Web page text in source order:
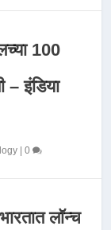
100
– इंडिया
|0
लॉन्च